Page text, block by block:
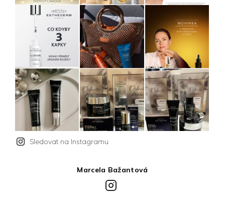
Sledovat na Instagramu
Marcela Bažantová
Instagram